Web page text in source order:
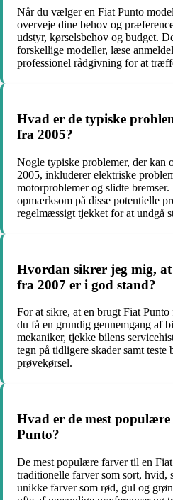
Når du vælger en Fiat Punto
overveje dine behov og
udstyr, kørselsbehov og budget.
forskellige modeller, læse
professionel rådgivning for at
Hvad er de typiske
fra 2005?
Nogle typiske problemer, der kan
2005, inkluderer elektriske
motorproblemer og slidte
opmærksom på disse potentielle
regelmæssigt tjekket for at undgå
Hvordan sikrer jeg mig,
fra 2007 er i god stand?
For at sikre, at en brugt Fiat
du få en grundig gennemgang af
mekaniker, tjekke bilens
tegn på tidligere skader samt teste
prøvekørsel.
Hvad er de mest
Punto?
De mest populære farver til en
traditionelle farver som sort, hvid,
unikke farver som rød, gul og